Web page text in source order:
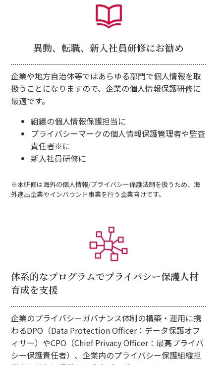
異動、転職、 新入社員研修にお勧め
企業や地方自治体等ではあらゆる部門で個人情報を取
扱うことになりますので、企業の個人情報保護研修に
最適です。
組織の個人情報保護担当に
プライバシーマークの個人情報保護管理者や監査
責任者※に
新入社員研修に
※本研修は海外の個人情報/プライバシー保護法制を扱うため、海
外進出企業やインバウンド事業を行う企業向けです。
体系的なプログラムでプライバシー保護人材
育成を支援
企業のプライバシーガバナンス体制の構築・運用に携
わるDPO（Data Protection Officer：データ保護オフ
ィサー）やCPO（Chief Privacy Officer：最高プライバ
シー保護責任者）、企業内のプライバシー保護組織担